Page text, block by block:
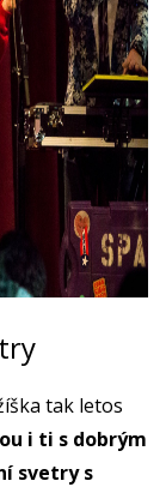
tak letos
i ti s dobrým
svetry s